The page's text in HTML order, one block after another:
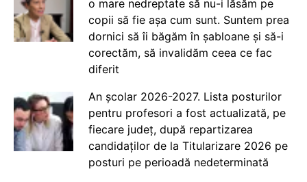
o mare nedreptate să nu-i lăsăm pe
copii să fie așa cum sunt. Suntem prea
dornici să îi băgăm în șabloane și să-i
corectăm, să invalidăm ceea ce fac
diferit
An școlar 2026-2027. Lista posturilor
pentru profesori a fost actualizată, pe
fiecare județ, după repartizarea
candidaților de la Titularizare 2026 pe
posturi pe perioadă nedeterminată